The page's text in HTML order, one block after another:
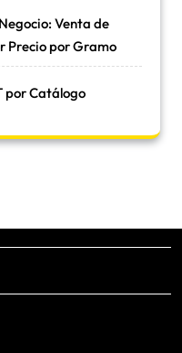
Venta de
Precio por Gramo
por Catálogo